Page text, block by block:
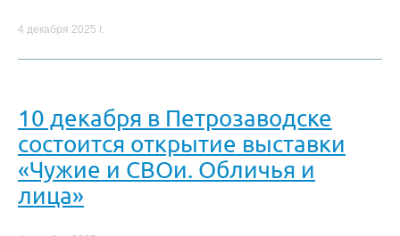
4 декабря 2025 г.
10 декабря в Петрозаводске
состоится открытие выставки
«Чужие и СВОи. Обличья и
лица»